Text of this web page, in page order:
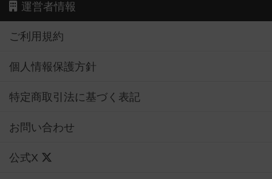
運営者情報
ご利用規約
個人情報保護方針
特定商取引法に基づく表記
お問い合わせ
公式X